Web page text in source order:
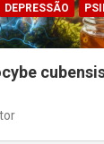
DEPRESSÃO